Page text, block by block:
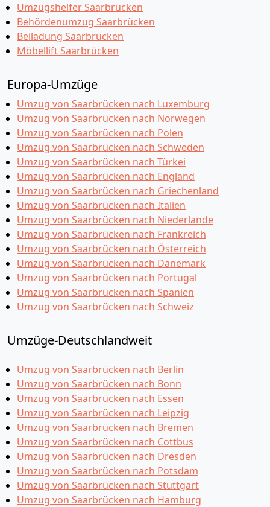
Umzugshelfer Saarbrücken
Behördenumzug Saarbrücken
Beiladung Saarbrücken
Möbellift Saarbrücken
Europa-Umzüge
Umzug von Saarbrücken nach Luxemburg
Umzug von Saarbrücken nach Norwegen
Umzug von Saarbrücken nach Polen
Umzug von Saarbrücken nach Schweden
Umzug von Saarbrücken nach Türkei
Umzug von Saarbrücken nach England
Umzug von Saarbrücken nach Griechenland
Umzug von Saarbrücken nach Italien
Umzug von Saarbrücken nach Niederlande
Umzug von Saarbrücken nach Frankreich
Umzug von Saarbrücken nach Österreich
Umzug von Saarbrücken nach Dänemark
Umzug von Saarbrücken nach Portugal
Umzug von Saarbrücken nach Spanien
Umzug von Saarbrücken nach Schweiz
Umzüge-Deutschlandweit
Umzug von Saarbrücken nach Berlin
Umzug von Saarbrücken nach Bonn
Umzug von Saarbrücken nach Essen
Umzug von Saarbrücken nach Leipzig
Umzug von Saarbrücken nach Bremen
Umzug von Saarbrücken nach Cottbus
Umzug von Saarbrücken nach Dresden
Umzug von Saarbrücken nach Potsdam
Umzug von Saarbrücken nach Stuttgart
Umzug von Saarbrücken nach Hamburg